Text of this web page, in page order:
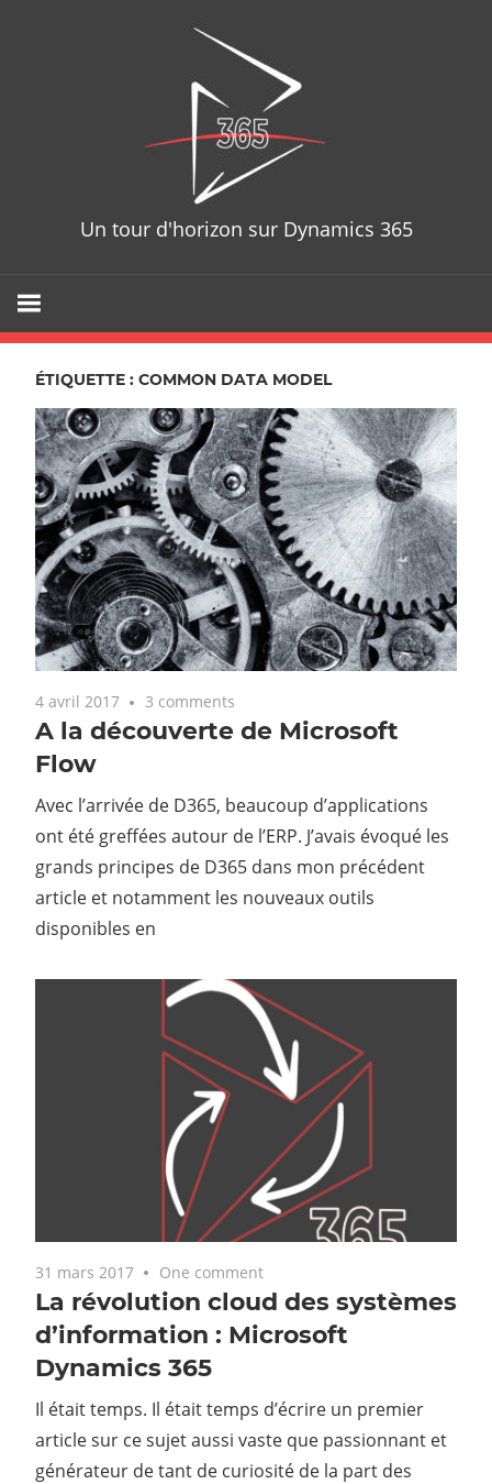
Un tour d'horizon sur Dynamics 365
ÉTIQUETTE : COMMON DATA MODEL
4 avril 2017 3 comments
A la découverte de Microsoft
Flow
Avec l’arrivée de D365, beaucoup d’applications
ont été greffées autour de l’ERP. J’avais évoqué les
grands principes de D365 dans mon précédent
article et notamment les nouveaux outils
disponibles en
31 mars 2017 One comment
La révolution cloud des systèmes
d’information : Microsoft
Dynamics 365
Il était temps. Il était temps d’écrire un premier
article sur ce sujet aussi vaste que passionnant et
générateur de tant de curiosité de la part des